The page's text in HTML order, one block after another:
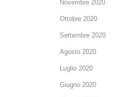
Novembre 2020
Ottobre 2020
Settembre 2020
Agosto 2020
Luglio 2020
Giugno 2020